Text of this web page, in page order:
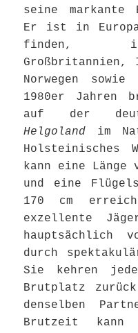
seine
Er ist in
finden,
Großbritannien,
Norwegen
1980er Jahren
auf der
Helgolandim
Holsteinisches
kann eine Länge
und eine
170 cm
exzellente
hauptsächlich
durch
Sie kehren
Brutplatz
denselben
Brutzeit